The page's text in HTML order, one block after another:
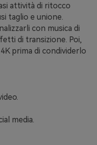
attività di ritocco
taglio e unione.
con musica di
di transizione. Poi,
prima di condividerlo
media.